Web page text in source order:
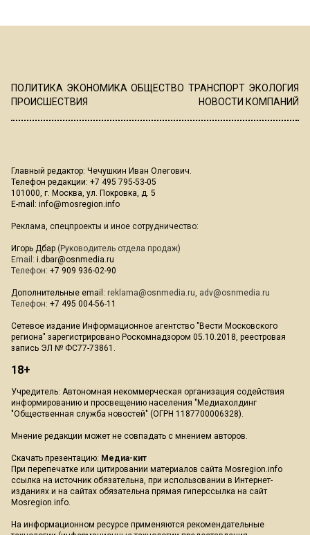
ПОЛИТИКА ЭКОНОМИКА ОБЩЕСТВО ТРАНСПОРТ ЭКОЛОГИЯ
ПРОИСШЕСТВИЯ
НОВОСТИ КОМПАНИЙ
Главный редактор: Чечушкин Иван Олегович.
Телефон редакции: +7 495 795-53-05
101000, г. Москва, ул. Покровка, д. 5
E-mail: info@mosregion.info
Реклама, спецпроекты и иное сотрудничество:
Игорь Дбар (Руководитель отдела продаж)
Email: i.dbar@osnmedia.ru
Телефон: +7 909 936-02-90
Дополнительные email: reklama@osnmedia.ru, adv@osnmedia.ru
Телефон: +7 495 004-56-11
Сетевое издание Информационное агентство "Вести Московского
региона" зарегистрировано Роскомнадзором 05.10.2018, реестровая
запись ЭЛ № ФС77-73861.
18+
Учредитель: Автономная некоммерческая организация содействия
информированию и просвещению населения "Медиахолдинг
"Общественная служба новостей" (ОГРН 1187700006328).
Мнение редакции может не совпадать с мнением авторов.
Скачать презентацию: Медиа-кит
При перепечатке или цитировании материалов сайта Mosregion.info
ссылка на источник обязательна, при использовании в Интернет-
изданиях и на сайтах обязательна прямая гиперссылка на сайт
Mosregion.info.
На информационном ресурсе применяются рекомендательные